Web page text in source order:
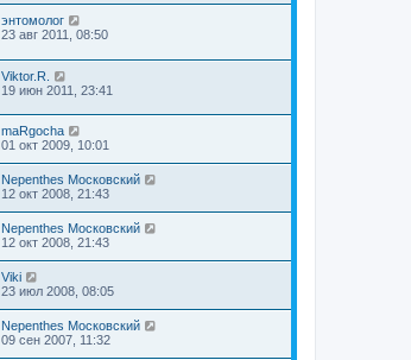
энтомолог
23 авг 2011, 08:50
Viktor.R.
19 июн 2011, 23:41
maRgocha
01 окт 2009, 10:01
Nepenthes Московский
12 окт 2008, 21:43
Nepenthes Московский
12 окт 2008, 21:43
Viki
23 июл 2008, 08:05
Nepenthes Московский
09 сен 2007, 11:32